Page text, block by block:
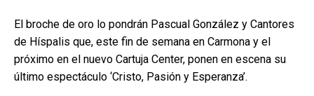
El broche de oro lo pondrán Pascual González y Cantores
de Híspalis que, este fin de semana en Carmona y el
próximo en el nuevo Cartuja Center, ponen en escena su
último espectáculo ‘Cristo, Pasión y Esperanza’.